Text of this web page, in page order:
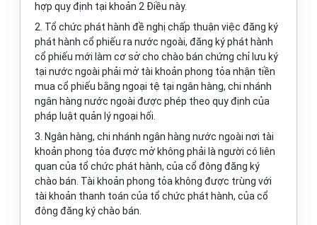
hợp quy định tại khoản 2 Điều này.
2. Tổ chức phát hành đề nghị chấp thuận việc đăng ký
phát hành cổ phiếu ra nước ngoài, đăng ký phát hành
cổ phiếu mới làm cơ sở cho chào bán chứng chỉ lưu ký
tại nước ngoài phải mở tài khoản phong tỏa nhận tiền
mua cổ phiếu bằng ngoại tệ tại ngân hàng, chi nhánh
ngân hàng nước ngoài được phép theo quy định của
pháp luật quản lý ngoại hối.
3. Ngân hàng, chi nhánh ngân hàng nước ngoài nơi tài
khoản phong tỏa được mở không phải là người có liên
quan của tổ chức phát hành, của cổ đông đăng ký
chào bán. Tài khoản phong tỏa không được trùng với
tài khoản thanh toán của tổ chức phát hành, của cổ
đông đăng ký chào bán.